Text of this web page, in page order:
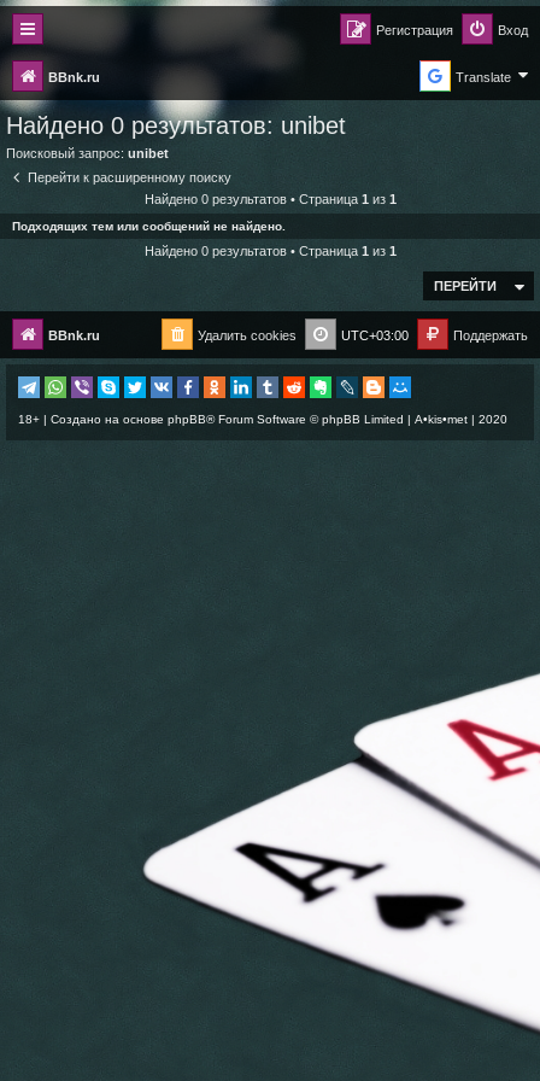
Вход
Регистрация
BBnk.ru Translate
Найдено 0 результатов: unibet
Поисковый запрос: unibet
Перейти к расширенному поиску
Найдено 0 результатов • Страница 1 из 1
Подходящих тем или сообщений не найдено.
Найдено 0 результатов • Страница 1 из 1
ПЕРЕЙТИ
BBnk.ru Поддержать
UTC+03:00
Удалить cookies
18+ | Создано на основе phpBB® Forum Software © phpBB Limited | A•kis•met | 2020